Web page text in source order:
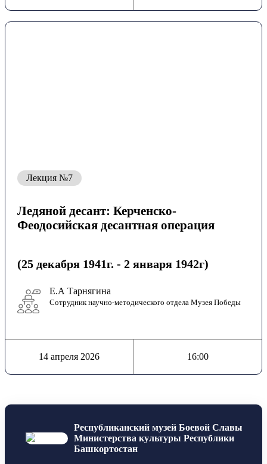
Лекция №7
Ледяной десант: Керченско-
Феодосийская десантная операция
(25 декабря 1941г. - 2 января 1942г)
Е.А Тарнягина
Cотрудник научно-методического отдела Музея Победы
14 апреля 2026 16:00
Республиканский музей Боевой Славы
Министерства культуры Республики
Башкортостан